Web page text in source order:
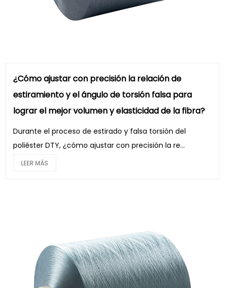
¿Cómo ajustar con precisión la relación de
estiramiento y el ángulo de torsión falsa para
lograr el mejor volumen y elasticidad de la fibra?
Durante el proceso de estirado y falsa torsión del
poliéster DTY, ¿cómo ajustar con precisión la re...
LEER MÁS